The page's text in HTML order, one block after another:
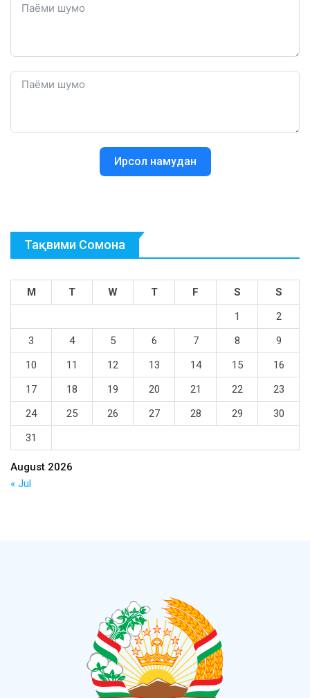
Ирсол намудан
Тақвими Сомона
August 2026
M T W T F S
S
1
2
3
4 5 6 7 8
9
10
11 12 13 14 15
16
17
18 19 20 21 22
23
24
25 26 27 28 29
30
31
« Jul